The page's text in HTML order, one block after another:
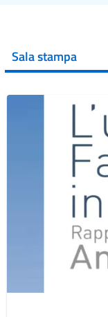
Sala stampa